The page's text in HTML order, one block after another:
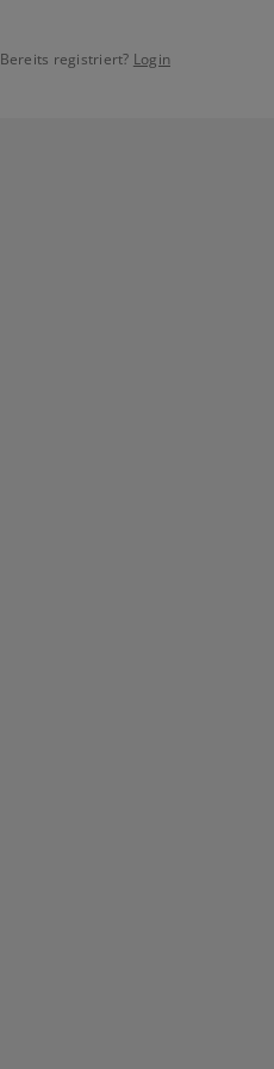
Bereits registriert? Login